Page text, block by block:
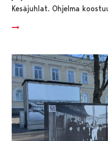
Kesäjuhlat. Ohjelma